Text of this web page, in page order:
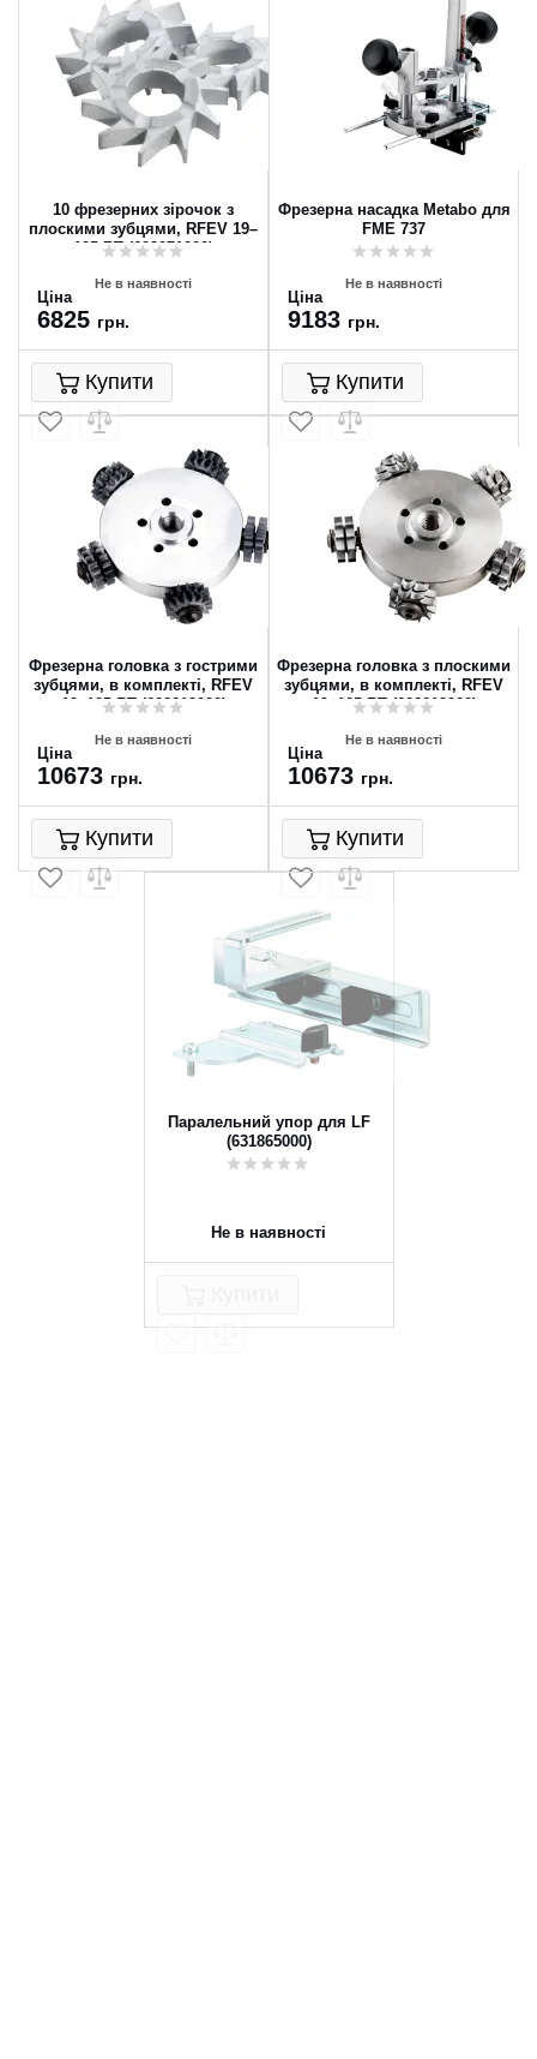
10 фрезерних зірочок з
плоскими зубцями, RFEV 19–
125 RT (628271000)
Не в наявності
Ціна
6825 грн.
Купити
Фрезерна насадка Metabo для
FME 737
Не в наявності
Ціна
9183 грн.
Купити
Фрезерна головка з гострими
зубцями, в комплекті, RFEV
19–125 RT (628218000)
Не в наявності
Ціна
10673 грн.
Купити
Фрезерна головка з плоскими
зубцями, в комплекті, RFEV
19–125 RT (628219000)
Не в наявності
Ціна
10673 грн.
Купити
Паралельний упор для LF
(631865000)
Не в наявності